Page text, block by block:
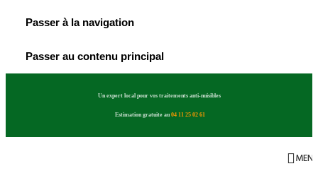
Passer à la navigation
Passer au contenu principal
Un expert local pour vos traitements anti-nuisibles
Estimation gratuite au 04 11 25 02 61